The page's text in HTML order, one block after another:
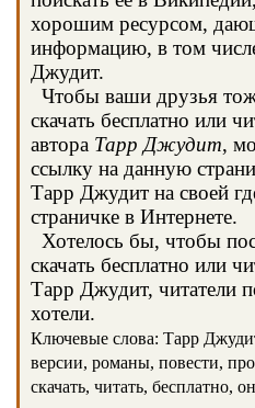
хорошим ресурсом,
информацию, в том
Джудит.
Чтобы ваши друзья
скачать бесплатно или
автора Тарр Джудит,
ссылку на данную
Тарр Джудит на своей
страничке в Интернете.
Хотелось бы, чтобы
скачать бесплатно или
Тарр Джудит, читатели
хотели.
Ключевые слова: Тарр
версии, романы, повести,
скачать, читать, бесплатно,